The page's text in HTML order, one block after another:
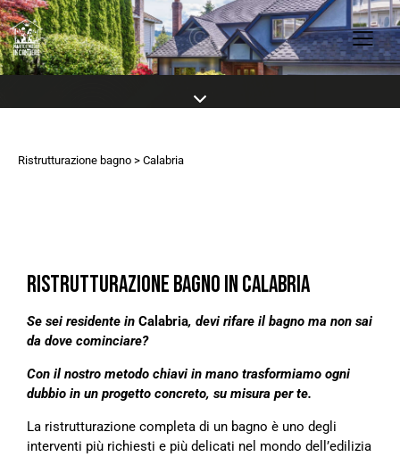
Ristrutturazione bagno > Calabria
RISTRUTTURAZIONE BAGNO IN CALABRIA
Se sei residente in Calabria, devi rifare il bagno ma non sai
da dove cominciare?
Con il nostro metodo chiavi in mano trasformiamo ogni
dubbio in un progetto concreto, su misura per te.
La ristrutturazione completa di un bagno è uno degli
interventi più richiesti e più delicati nel mondo dell’edilizia